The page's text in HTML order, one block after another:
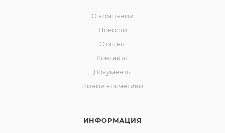
О компании
Новости
Отзывы
Контакты
Документы
Линии косметики
ИНФОРМАЦИЯ